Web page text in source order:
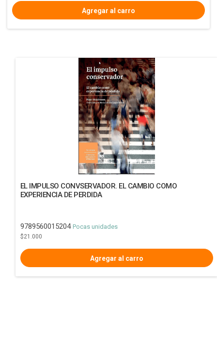
EL IMPULSO CONVSERVADOR. EL CAMBIO COMO
EXPERIENCIA DE PERDIDA
9789560015204 Pocas unidades
$21.000